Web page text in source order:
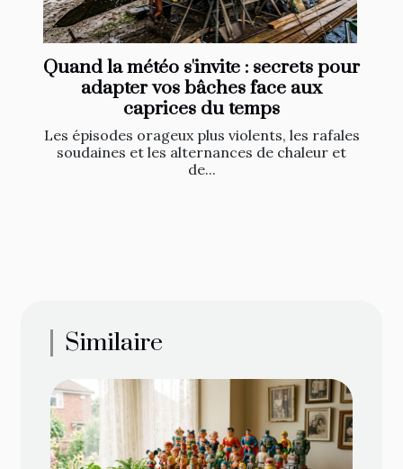
Quand la météo s'invite : secrets pour
adapter vos bâches face aux
caprices du temps
Les épisodes orageux plus violents, les rafales
soudaines et les alternances de chaleur et
de...
Similaire